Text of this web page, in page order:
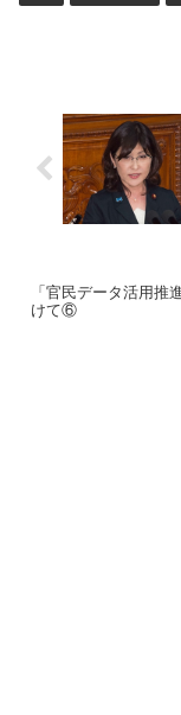
「官民データ活用推
けて⑥